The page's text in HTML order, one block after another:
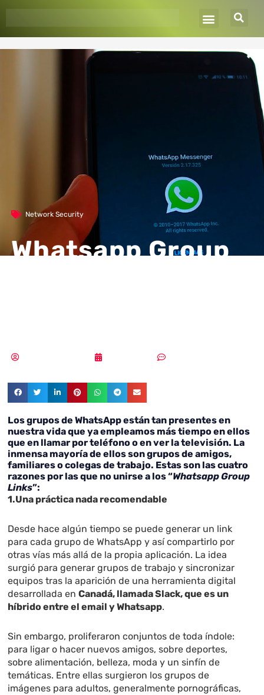
Network Security
Whatsapp Group
Los grupos de WhatsApp están tan presentes en
nuestra vida que ya empleamos más tiempo en ellos
que en llamar por teléfono o en ver la televisión. La
inmensa mayoría de ellos son grupos de amigos,
familiares o colegas de trabajo. Estas son las cuatro
razones por las que no unirse a los “Whatsapp Group
Links”:
1.Una práctica nada recomendable
Desde hace algún tiempo se puede generar un link
para cada grupo de WhatsApp y así compartirlo por
otras vías más allá de la propia aplicación. La idea
surgió para generar grupos de trabajo y sincronizar
equipos tras la aparición de una herramienta digital
desarrollada enCanadá, llamada Slack, que es un
híbrido entre el email y Whatsapp.
Sin embargo, proliferaron conjuntos de toda índole:
para ligar o hacer nuevos amigos, sobre deportes,
sobre alimentación, belleza, moda y un sinfín de
temáticas. Entre ellas surgieron los grupos de
imágenes para adultos, generalmente pornográficas,